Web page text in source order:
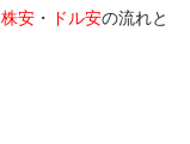
株安 ・ ドル安の流れと